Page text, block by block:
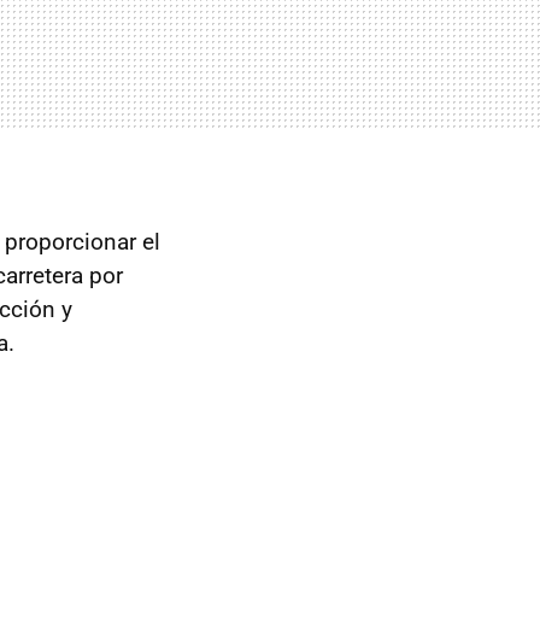
el
por
y